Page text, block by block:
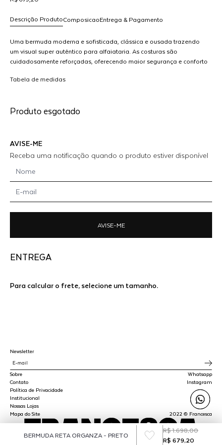
BERMUDA RETA ORGANZA - PRETO
R$ 1.698,00
R$ 679,20
Composicao
Descrição Produto Entrega & Pagamento
Uma bermuda moderna e sofisticada, clássica e ousada trazendo
um visual super autêntico para alfaiataria. As costuras são
cuidadosamente reforçadas, oferecendo maior segurança e conforto
Tabela de medidas
Produto esgotado
AVISE-ME
Receba uma notificação quando o produto estiver disponível
AVISE-ME
ENTREGA
Para calcular o frete, selecione um tamanho.
Sobre
Contato
Política de Privacidade
Institucional
Nossas Lojas
Mapa do Site
Whatsapp
Instagram
2022 © Francesca
Newsletter
SPLY STUDIO LTDA - CNPJ 45.510.647/0001-00